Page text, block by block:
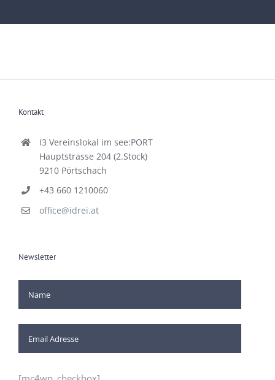
Kontakt
I3 Vereinslokal im see:PORT
Hauptstrasse 204 (2.Stock)
9210 Pörtschach
+43 660 1210060
office@idrei.at
Newsletter